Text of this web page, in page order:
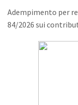
Adempimento per
84/2026 sui